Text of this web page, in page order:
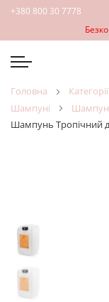
+380 800 30 7778
головна категорії
шампуні
Шампунь Тропічний
зображень
зображень